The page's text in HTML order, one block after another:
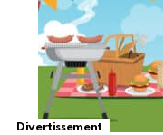
Divertissement